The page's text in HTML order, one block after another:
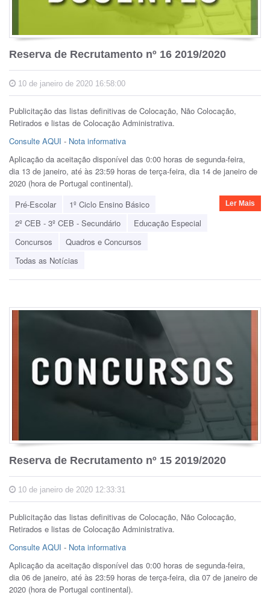
Reserva de Recrutamento nº 16 2019/2020
10 de janeiro de 2020 16:58:00
Publicitação das listas definitivas de Colocação, Não Colocação,
Retirados e listas de Colocação Administrativa.
Consulte AQUI - Nota informativa
Aplicação da aceitação disponível das 0:00 horas de segunda-feira,
dia 13 de janeiro, até às 23:59 horas de terça-feira, dia 14 de janeiro de
2020 (hora de Portugal continental).
Pré-Escolar
1º Ciclo Ensino Básico
2º CEB - 3º CEB - Secundário
Educação Especial
Concursos
Quadros e Concursos
Todas as Notícias
Ler Mais
Reserva de Recrutamento nº 15 2019/2020
10 de janeiro de 2020 12:33:31
Publicitação das listas definitivas de Colocação, Não Colocação,
Retirados e listas de Colocação Administrativa.
Consulte AQUI - Nota informativa
Aplicação da aceitação disponível das 0:00 horas de segunda-feira,
dia 06 de janeiro, até às 23:59 horas de terça-feira, dia 07 de janeiro de
2020 (hora de Portugal continental).